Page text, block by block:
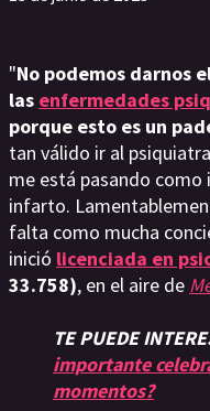
"No podemos darnos
las enfermedades
porque esto es un
tan válido ir al
me está pasando como
infarto.
falta como mucha
inició licenciada en
33.758), en el aire de
TE PUEDE
importante
momentos?